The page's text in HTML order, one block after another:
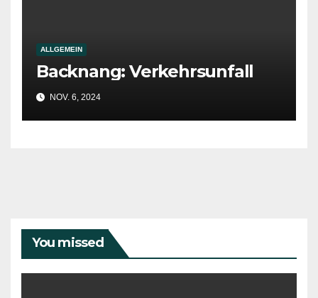
ALLGEMEIN
Backnang: Verkehrsunfall
NOV. 6, 2024
You missed